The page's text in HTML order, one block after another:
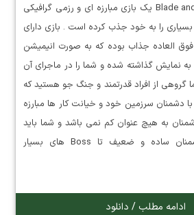
Blade and Soul: Revolution یک بازی مبارزه ای و رزمی گرافیکی
را به خود جذب کرده است . بازی دارای
العاده جذاب بوده که به صورت انیمیشن
به نمایش گذاشته شده و شما را در ماجرای آن
از افراد قدرتمند و جنگ جو هستید که
دشمنان سرزمین خود و خیانت کار ها مبارزه
به هیچ عنوان کم نمی باشد و شما باید
هزاران هزار از دشمنان ساده و ضعیف تا Boss های بسیار
ادامه مطلب / دانلود